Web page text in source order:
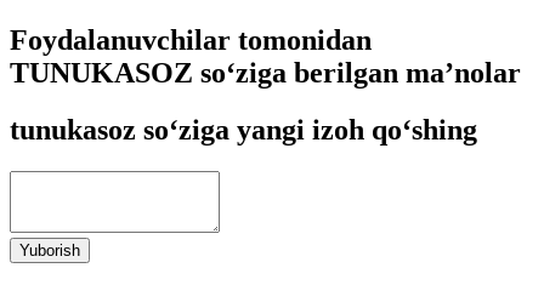
Foydalanuvchilar tomonidan
TUNUKASOZ so‘ziga berilgan ma’nolar
tunukasoz so‘ziga yangi izoh qo‘shing
Yuborish